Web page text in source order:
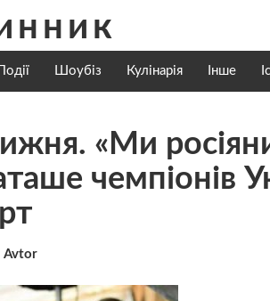
Події Шоубіз Кулінарія Інше
«Ми
чемпіонів
Avtor